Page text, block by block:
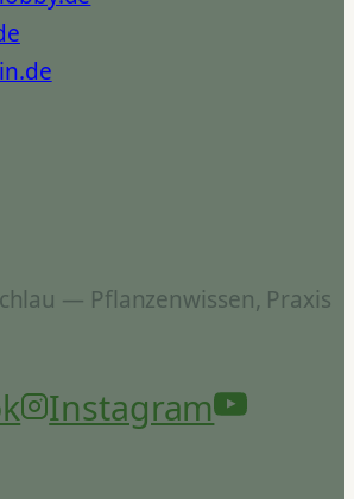
— Pflanzenwissen, Praxis
Instagram